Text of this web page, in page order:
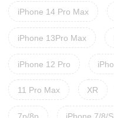
iPhone 14 Pro Max
iPhone 13Pro Max
iPhone 12 Pro
11 Pro Max XR